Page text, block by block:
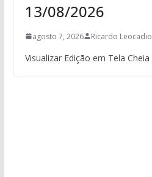
13/08/2026
agosto 7, 2026 Ricardo Leocadio
Visualizar Edição em Tela Cheia